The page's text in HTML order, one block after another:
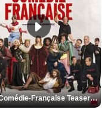
De la Comédie-Française Teaser VF